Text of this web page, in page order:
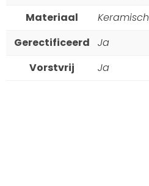
Materiaal
Keramisch
Gerectificeerd
Ja
Vorstvrij
Ja